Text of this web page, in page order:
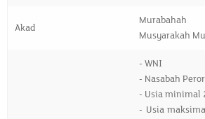
Akad
Murabahah
Musyarakah
- WNI
- Nasabah
- Usia minimal
- Usia